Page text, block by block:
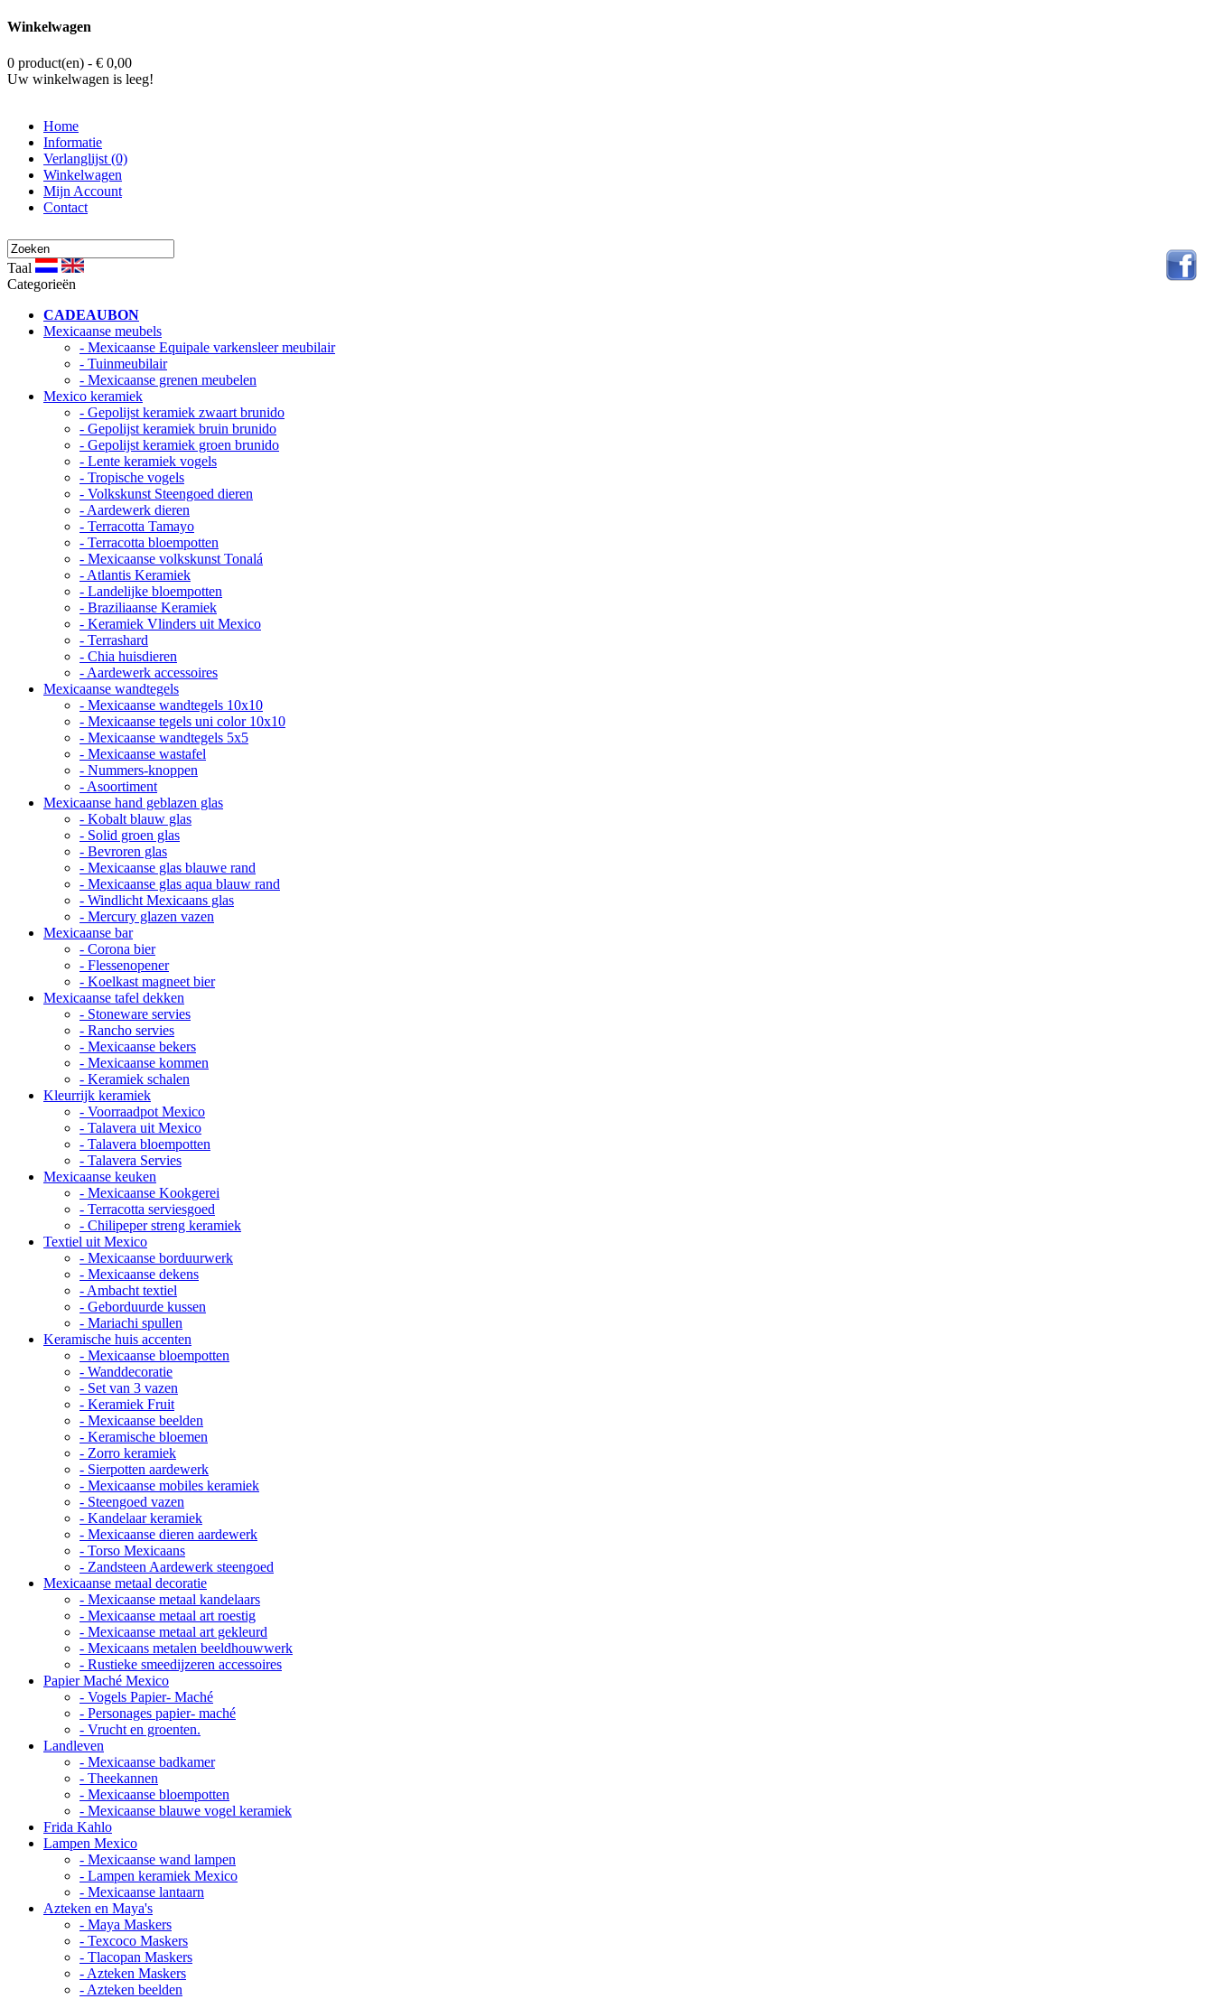
Winkelwagen
0 product(en) - € 0,00
Uw winkelwagen is leeg!
Home
Informatie
Verlanglijst (0)
Winkelwagen
Mijn Account
Contact
Taal
Categorieën
CADEAUBON
Mexicaanse meubels
- Mexicaanse Equipale varkensleer meubilair
- Tuinmeubilair
- Mexicaanse grenen meubelen
Mexico keramiek
- Gepolijst keramiek zwaart brunido
- Gepolijst keramiek bruin brunido
- Gepolijst keramiek groen brunido
- Lente keramiek vogels
- Tropische vogels
- Volkskunst Steengoed dieren
- Aardewerk dieren
- Terracotta Tamayo
- Terracotta bloempotten
- Mexicaanse volkskunst Tonalá
- Atlantis Keramiek
- Landelijke bloempotten
- Braziliaanse Keramiek
- Keramiek Vlinders uit Mexico
- Terrashard
- Chia huisdieren
- Aardewerk accessoires
Mexicaanse wandtegels
- Mexicaanse wandtegels 10x10
- Mexicaanse tegels uni color 10x10
- Mexicaanse wandtegels 5x5
- Mexicaanse wastafel
- Nummers-knoppen
- Asoortiment
Mexicaanse hand geblazen glas
- Kobalt blauw glas
- Solid groen glas
- Bevroren glas
- Mexicaanse glas blauwe rand
- Mexicaanse glas aqua blauw rand
- Windlicht Mexicaans glas
- Mercury glazen vazen
Mexicaanse bar
- Corona bier
- Flessenopener
- Koelkast magneet bier
Mexicaanse tafel dekken
- Stoneware servies
- Rancho servies
- Mexicaanse bekers
- Mexicaanse kommen
- Keramiek schalen
Kleurrijk keramiek
- Voorraadpot Mexico
- Talavera uit Mexico
- Talavera bloempotten
- Talavera Servies
Mexicaanse keuken
- Mexicaanse Kookgerei
- Terracotta serviesgoed
- Chilipeper streng keramiek
Textiel uit Mexico
- Mexicaanse borduurwerk
- Mexicaanse dekens
- Ambacht textiel
- Geborduurde kussen
- Mariachi spullen
Keramische huis accenten
- Mexicaanse bloempotten
- Wanddecoratie
- Set van 3 vazen
- Keramiek Fruit
- Mexicaanse beelden
- Keramische bloemen
- Zorro keramiek
- Sierpotten aardewerk
- Mexicaanse mobiles keramiek
- Steengoed vazen
- Kandelaar keramiek
- Mexicaanse dieren aardewerk
- Torso Mexicaans
- Zandsteen Aardewerk steengoed
Mexicaanse metaal decoratie
- Mexicaanse metaal kandelaars
- Mexicaanse metaal art roestig
- Mexicaanse metaal art gekleurd
- Mexicaans metalen beeldhouwwerk
- Rustieke smeedijzeren accessoires
Papier Maché Mexico
- Vogels Papier- Maché
- Personages papier- maché
- Vrucht en groenten.
Landleven
- Mexicaanse badkamer
- Theekannen
- Mexicaanse bloempotten
- Mexicaanse blauwe vogel keramiek
Frida Kahlo
Lampen Mexico
- Mexicaanse wand lampen
- Lampen keramiek Mexico
- Mexicaanse lantaarn
Azteken en Maya's
- Maya Maskers
- Texcoco Maskers
- Tlacopan Maskers
- Azteken Maskers
- Azteken beelden